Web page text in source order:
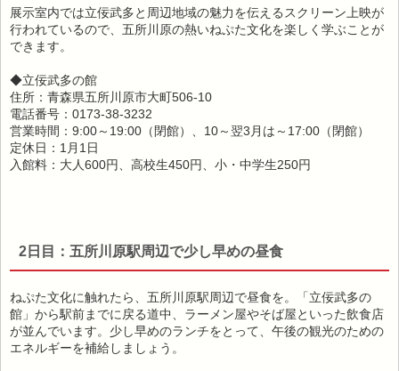
展示室内では立佞武多と周辺地域の魅力を伝えるスクリーン上映が
行われているので、五所川原の熱いねぷた文化を楽しく学ぶことが
できます。
◆立佞武多の館
住所：青森県五所川原市大町506-10
電話番号：0173-38-3232
営業時間：9:00～19:00（閉館）、10～翌3月は～17:00（閉館）
定休日：1月1日
入館料：大人600円、高校生450円、小・中学生250円
2日目：五所川原駅周辺で少し早めの昼食
ねぷた文化に触れたら、五所川原駅周辺で昼食を。「立佞武多の
館」から駅前までに戻る道中、ラーメン屋やそば屋といった飲食店
が並んでいます。少し早めのランチをとって、午後の観光のための
エネルギーを補給しましょう。